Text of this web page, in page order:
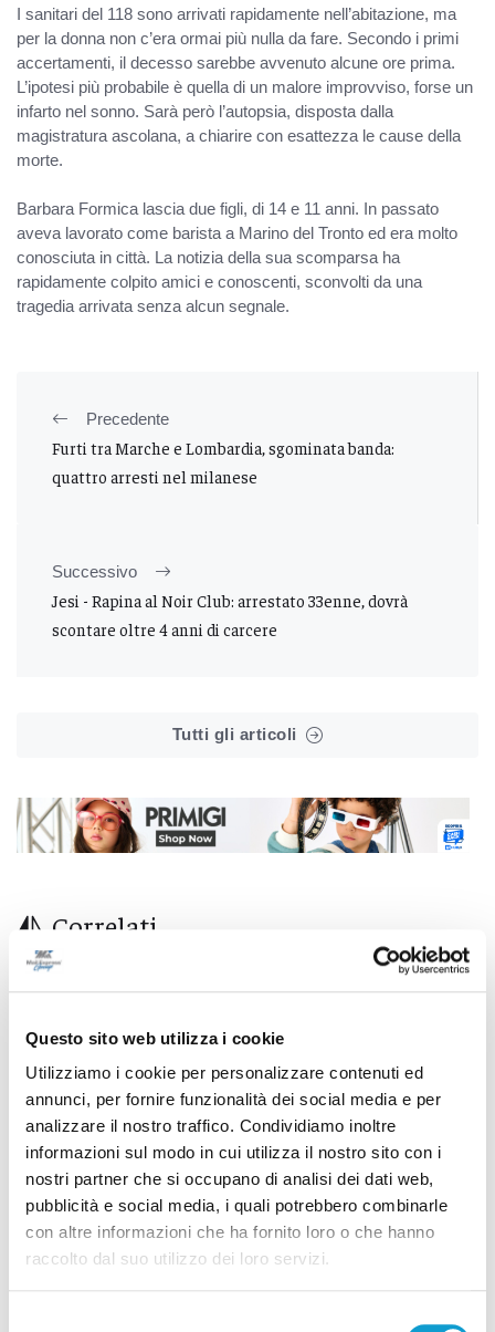
Questo sito web utilizza i cookie
Utilizziamo i cookie per personalizzare contenuti ed
annunci, per fornire funzionalità dei social media e per
analizzare il nostro traffico. Condividiamo inoltre
informazioni sul modo in cui utilizza il nostro sito con i
nostri partner che si occupano di analisi dei dati web,
pubblicità e social media, i quali potrebbero combinarle
con altre informazioni che ha fornito loro o che hanno
raccolto dal suo utilizzo dei loro servizi.
I sanitari del 118 sono arrivati rapidamente nell’abitazione, ma
per la donna non c’era ormai più nulla da fare. Secondo i primi
accertamenti, il decesso sarebbe avvenuto alcune ore prima.
L’ipotesi più probabile è quella di un malore improvviso, forse un
infarto nel sonno. Sarà però l’autopsia, disposta dalla
magistratura ascolana, a chiarire con esattezza le cause della
morte.
Barbara Formica lascia due figli, di 14 e 11 anni. In passato
aveva lavorato come barista a Marino del Tronto ed era molto
conosciuta in città. La notizia della sua scomparsa ha
rapidamente colpito amici e conoscenti, sconvolti da una
tragedia arrivata senza alcun segnale.
Precedente
Furti tra Marche e Lombardia, sgominata banda:
quattro arresti nel milanese
Successivo
Jesi - Rapina al Noir Club: arrestato 33enne, dovrà
scontare oltre 4 anni di carcere
Tutti gli articoli
Correlati